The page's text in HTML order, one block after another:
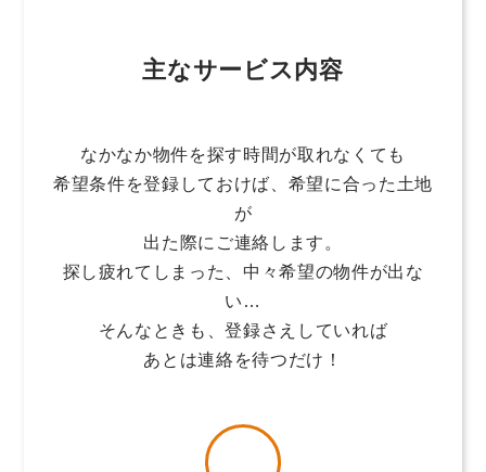
主なサービス内容
なかなか物件を探す時間が取れなくても
希望条件を登録しておけば、希望に合った土地
が
出た際にご連絡します。
探し疲れてしまった、中々希望の物件が出な
い…
そんなときも、登録さえしていれば
あとは連絡を待つだけ！